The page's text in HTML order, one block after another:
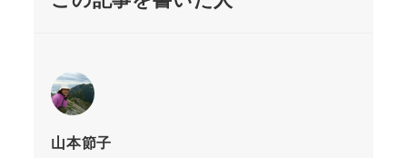
山本節子